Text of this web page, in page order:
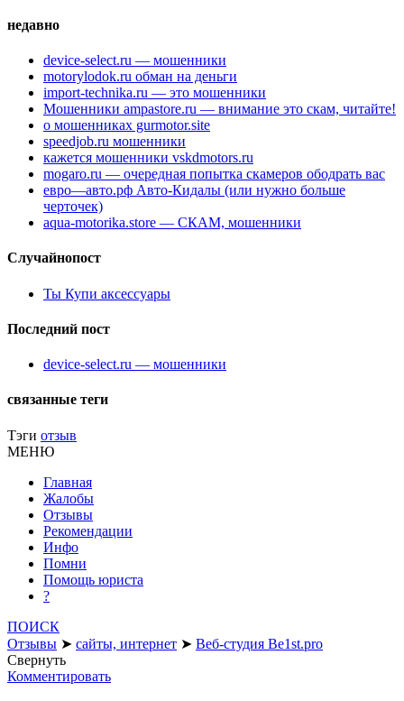
недавно
device-select.ru — мошенники
motorylodok.ru обман на деньги
import-technika.ru — это мошенники
Мошенники ampastore.ru — внимание это скам, читайте!
о мошенниках gurmotor.site
speedjob.ru мошенники
кажется мошенники vskdmotors.ru
mogaro.ru — очередная попытка скамеров ободрать вас
евро—авто.рф Авто-Кидалы (или нужно больше
черточек)
aqua-motorika.store — СКАМ, мошенники
Случайнопост
Ты Купи аксессуары
Последний пост
device-select.ru — мошенники
связанные теги
Тэги отзыв
МЕНЮ
Главная
Жалобы
Отзывы
Рекомендации
Инфо
Помни
Помощь юриста
?
ПОИСК
Отзывы ➤ сайты, интернет ➤ Веб-студия Be1st.pro
Свернуть
Комментировать